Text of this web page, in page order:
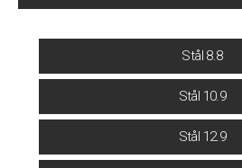
Stål 8.8
Stål 10.9
Stål 12.9